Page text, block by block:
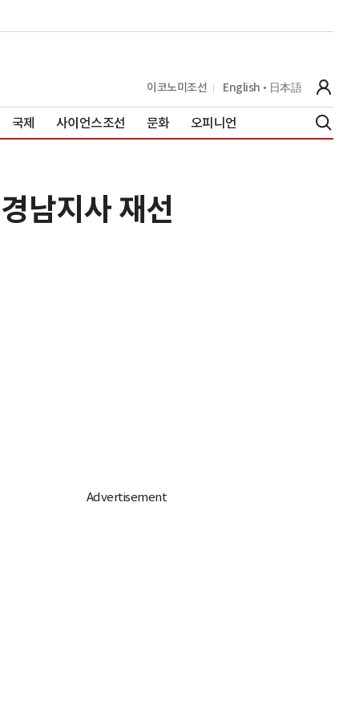
이코노미조선 English 日本語
국제 사이언스조선 문화 오피니언
남지사 재선